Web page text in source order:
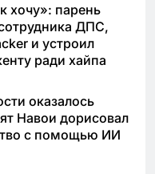
хочу»: парень
ДПС,
и устроил
ради хайпа
оказалось
Навои дорисовал
с помощью ИИ